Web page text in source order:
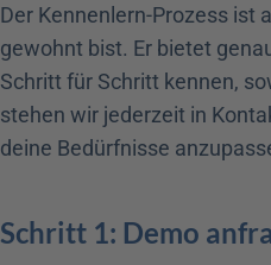
Der Kennenlern-Prozess ist
gewohnt bist. Er bietet
Schritt für Schritt kennen,
stehen wir jederzeit in
deine Bedürfnisse
Schritt 1: Demo